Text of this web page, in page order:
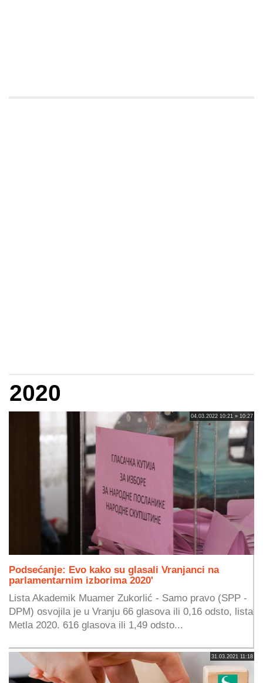
2020
04.03.2022 10:21 » 10:27
Podsećanje: Evo kako su glasali Vranjanci na
parlamentarnim izborima 2020'
Lista Akademik Muamer Zukorlić - Samo pravo (SPP -
DPM) osvojila je u Vranju 66 glasova ili 0,16 odsto, lista
Metla 2020. 616 glasova ili 1,49 odsto...
31.03.2021 11:18